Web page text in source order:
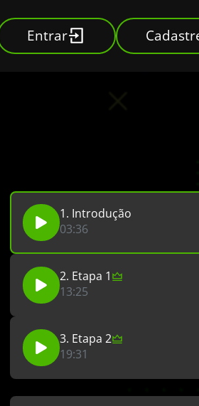
Entrar
1. Introdução
03:36
2. Etapa 1
13:25
3. Etapa 2
19:31